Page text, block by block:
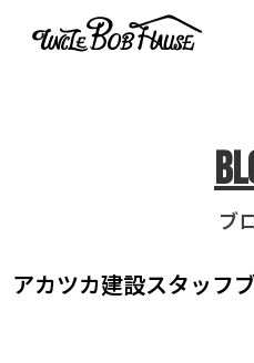
ブ
アカツカ建設スタッフ